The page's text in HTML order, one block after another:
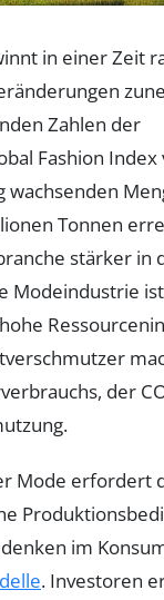
in einer Zeit
Zahlen der
Fashion Index
Tonnen
stärker in
Modeindustrie
der
Mode erfordert
im
. Investoren